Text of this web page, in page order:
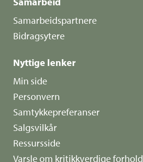
Samarbeidspartnere
Bidragsytere
Nyttige lenker
Min side
Personvern
Samtykkepreferanser
Salgsvilkår
Ressursside
Varsle om kritikkverdige forhold